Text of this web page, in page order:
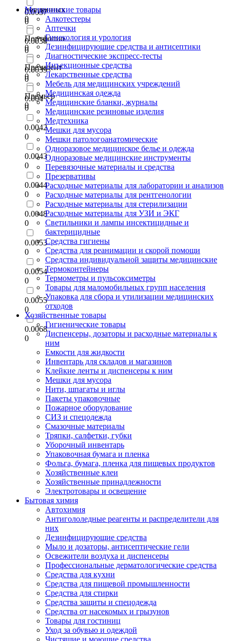
нет данных
0
Портфолио
0
Президент
0
Премьер
0
0.0037
0
0.0038
0
0.0039
0
0.004
0
0.0042
0
0.0043
0
0.0044
0
0.0048
0
0.0053
0
0.0054
0
0.0055
0
0.0068
0
Медицинские товары
Алкотестеры
Аптечки
Гинекология и урология
Дезинфицирующие средства и антисептики
Диагностические экспресс-тесты
Инъекционные средства
Лекарственные средства
Мебель для медицинских учреждений
Медицинская одежда
Медицинские бланки, журналы
Медицинские резиновые изделия
Медтехника
Мешки для мусора
Мешки патологоанатомические
Одноразовое медицинское белье и одежда
Одноразовые медицинские инструменты
Перевязочные материалы и средства
Презервативы
Расходные материалы для лаборатории и анализов
Расходные материалы для рентгенологии
Расходные материалы для стерилизации
Расходные материалы для УЗИ и ЭКГ
Светильники и лампы инсектицидные и
бактерицидные
Средства гигиены
Средства для реанимации и скорой помощи
Средства индивидуальной защиты медицинские
Термоконтейнеры
Термометры и пульсоксиметры
Товары для маломобильных групп населения
Упаковка для сбора и утилизации медицинских
отходов
Хозяйственные товары
Гигиенические товары
Диспенсеры, дозаторы и расходные материалы к
ним
Емкости для жидкости
Инвентарь для складов и магазинов
Клейкие ленты и диспенсеры к ним
Мешки для мусора
Нити, шпагаты и иглы
Пакеты упаковочные
Пожарное оборудование
СИЗ и спецодежда
Смазочные материалы
Тряпки, салфетки, губки
Уборочный инвентарь
Упаковочная бумага и пленка
Фольга, бумага, пленка для пищевых продуктов
Хозяйственные клеи
Хозяйственные принадлежности
Электротовары и освещение
Бытовая химия
Автохимия
Антигололедные реагенты и распределители для
них
Дезинфицирующие средства
Мыло и дозаторы, антисептические гели
Освежители воздуха и диспенсеры
Профессиональные дерматологические средства
Средства для кухни
Средства для пищевой промышленности
Средства для стирки
Средства защиты и спецодежда
Средства от насекомых и грызунов
Товары для гостиниц
Уход за обувью и одеждой
Чистящие и моющие средства